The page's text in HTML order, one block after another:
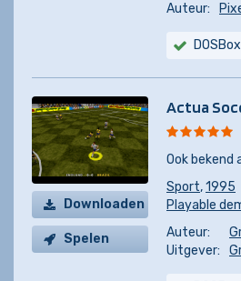
Auteur:
DOSBox
Downloaden
Spelen
Actua
Ook bekend
Sport,1995
Playable
Auteur:
Uitgever: